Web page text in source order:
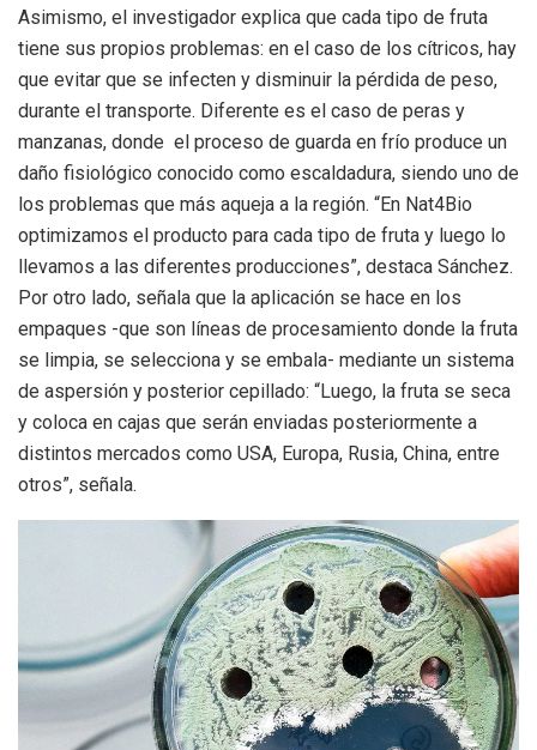
Asimismo, el investigador explica que cada tipo de fruta
tiene sus propios problemas: en el caso de los cítricos, hay
que evitar que se infecten y disminuir la pérdida de peso,
durante el transporte. Diferente es el caso de peras y
manzanas, donde el proceso de guarda en frío produce un
daño fisiológico conocido como escaldadura, siendo uno de
los problemas que más aqueja a la región. “En Nat4Bio
optimizamos el producto para cada tipo de fruta y luego lo
llevamos a las diferentes producciones”, destaca Sánchez.
Por otro lado, señala que la aplicación se hace en los
empaques -que son líneas de procesamiento donde la fruta
se limpia, se selecciona y se embala- mediante un sistema
de aspersión y posterior cepillado: “Luego, la fruta se seca
y coloca en cajas que serán enviadas posteriormente a
distintos mercados como USA, Europa, Rusia, China, entre
otros”, señala.